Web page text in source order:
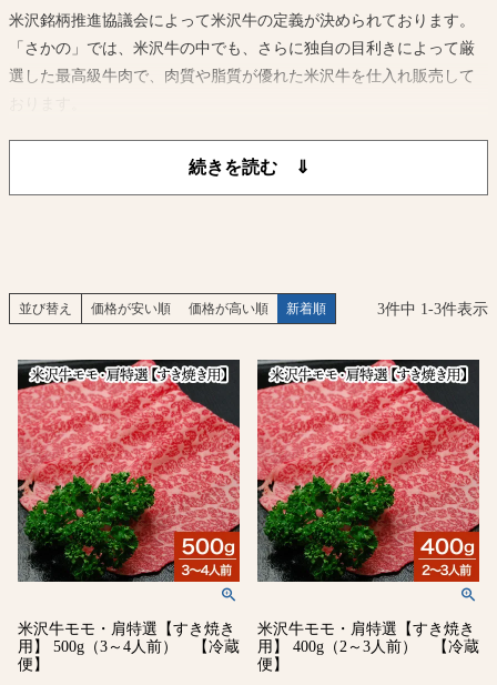
米沢銘柄推進協議会によって米沢牛の定義が決められております。
「さかの」では、米沢牛の中でも、さらに独自の目利きによって厳
選した最高級牛肉で、肉質や脂質が優れた米沢牛を仕入れ販売して
並び替え 価格が安い順 価格が高い順 新着順 3件中 1-3件表示
米沢牛モモ・肩特選【すき焼き
用】 500g（3～4人前） 【冷蔵
便】
米沢牛モモ・肩特選【すき焼き
用】 400g（2～3人前） 【冷蔵
便】